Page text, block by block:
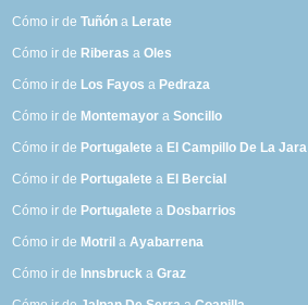
Cómo ir deTuñón a Lerate
Cómo ir de Riberas aOles
Cómo ir de Los Fayos a Pedraza
Cómo ir de Montemayor aSoncillo
Cómo ir de Portugalete a El Campillo De La Jara
Cómo ir de Portugalete a El Bercial
Cómo ir de Portugalete a Dosbarrios
Cómo ir de Motril aAyabarrena
Cómo ir de Innsbruck aGraz